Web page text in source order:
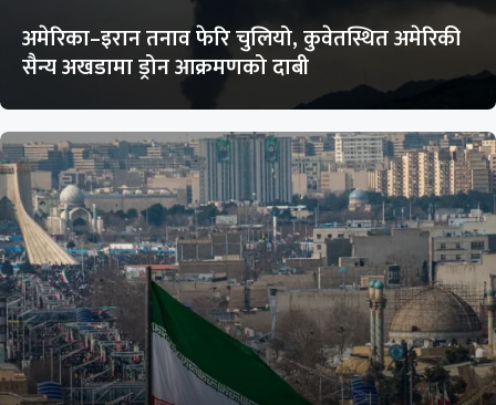
अमेरिका–इरान तनाव फेरि चुलियो, कुवेतस्थित अमेरिकी
सैन्य अखडामा ड्रोन आक्रमणको दाबी